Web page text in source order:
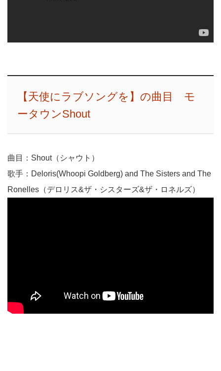
【天使にラブソングを】の曲目 モ
ータウンShout
曲目：Shout（シャウト）
歌手：Deloris(Whoopi Goldberg) and The Sisters and The
Ronelles（デロリス&ザ・シスターズ&ザ・ロネルズ）